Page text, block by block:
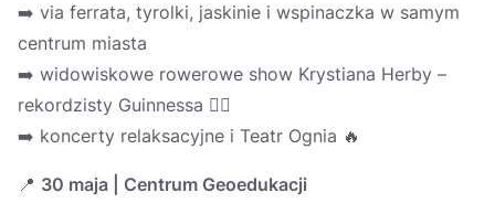
➡️ via ferrata, tyrolki, jaskinie i wspinaczka w samym
centrum miasta
➡️ widowiskowe rowerowe show Krystiana Herby –
rekordzisty Guinnessa 🚴‍♂️
➡️ koncerty relaksacyjne i Teatr Ognia 🔥
📍 30 maja | Centrum Geoedukacji